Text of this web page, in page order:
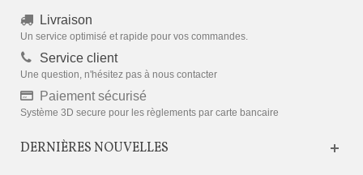
Livraison
Un service optimisé et rapide pour vos commandes.
Service client
Une question, n'hésitez pas à nous contacter
Paiement sécurisé
Système 3D secure pour les règlements par carte bancaire
DERNIÈRES NOUVELLES